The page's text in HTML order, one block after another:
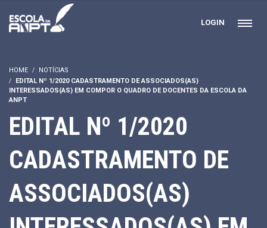
LOGIN
HOME
NOTÍCIAS
EDITAL Nº 1/2020 CADASTRAMENTO DE ASSOCIADOS(AS)
INTERESSADOS(AS) EM COMPOR O QUADRO DE DOCENTES DA ESCOLA DA
ANPT
EDITAL Nº 1/2020
CADASTRAMENTO DE
ASSOCIADOS(AS)